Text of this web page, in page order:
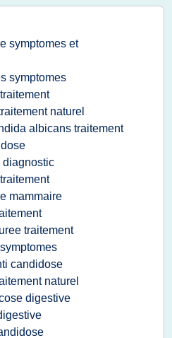
symptomes et
symptomes
naturel
albicans traitement
diagnostic
mammaire
traitement
candidose
naturel
digestive